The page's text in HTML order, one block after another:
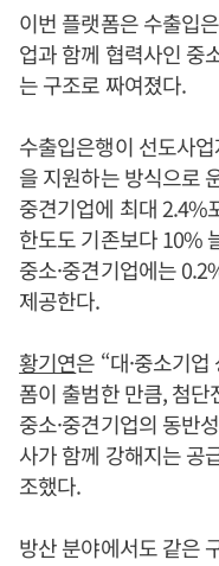
이번 플랫폼은 수출입
업과 함께 협력사인 중
는 구조로 짜여졌다.
수출입은행이 선도사
을 지원하는 방식으로
중견기업에 최대 2.4%
한도도 기존보다 10%
중소·중견기업에는
제공한다.
황기연은 “대·중소기
폼이 출범한 만큼, 첨단
중소·중견기업의 동반
사가 함께 강해지는 공
조했다.
방산 분야에서도 같은